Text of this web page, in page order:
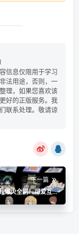
信息仅限用于学习
法用途，否则，一
理，如果您喜欢该
好的正版服务。我
联系处理。敬请谅
下一篇
爆火全网！可爱互动
小工具，附带超全皮